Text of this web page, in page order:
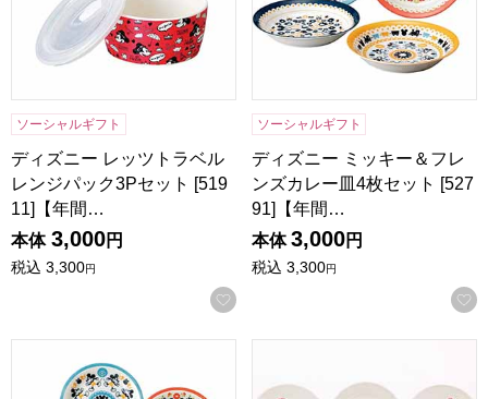
ソーシャルギフト
ディズニー レッツトラベル
レンジパック3Pセット [519
11]【年間…
本体 3,000円
税込 3,300円
お気に入りに登録する
ソーシャルギフト
ディズニー ミッキー＆フレ
ンズカレー皿4枚セット [527
91]【年間…
本体 3,000円
税込 3,300円